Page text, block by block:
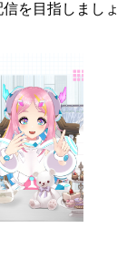
を目指しましょ